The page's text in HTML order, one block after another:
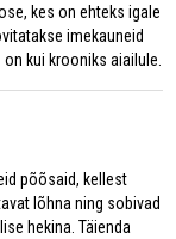
kes on ehteks igale
imekauneid
kui krooniks aiailule.
põõsaid, kellest
lõhna ning sobivad
hekina. Täienda